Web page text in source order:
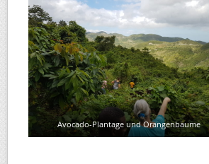
Avocado-Plantage und Orangenbäume